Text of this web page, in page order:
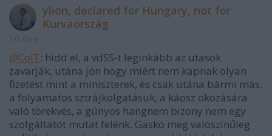
ylion, declared for Hungary, not for
Kurvaország
@ColT: hidd el, a vdSS-t leginkább az utasok
zavarják, utána jön hogy miért nem kapnak olyan
fizetést mint a miniszterek, és csak utána bármi más.
a folyamatos sztrájkolgatásuk, a káosz okozására
való törekvés, a gúnyos hangnem bizony nem egy
szolgáltatót mutat felénk. Gaskó meg valószínűleg